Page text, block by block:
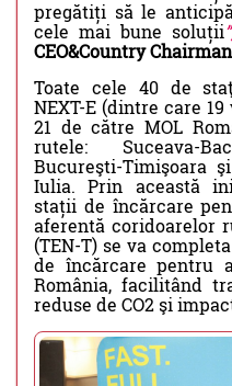
pregătiți să le
cele mai bune soluții
CEO&Country
Toate cele 40 de
NEXT-E (dintre care
21 de către MOL
rutele: Suceava-
Bucureşti-Timişoara
Iulia. Prin această
stații de încărcare
aferentă coridoarelor
(TEN-T) se va
de încărcare pentru
România, facilitând
reduse de CO2 şi